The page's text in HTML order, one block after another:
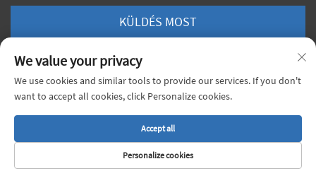
KÜLDÉS MOST
Adatvédelmi irányelvek
We value your privacy
We use cookies and similar tools to provide our services. If you don't
want to accept all cookies, click Personalize cookies.
Personalize cookies
Accept all